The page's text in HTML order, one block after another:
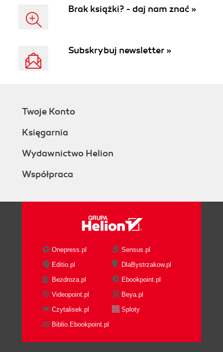
Brak książki? - daj nam znać »
Subskrybuj newsletter »
Twoje Konto
Księgarnia
Wydawnictwo Helion
Współpraca
Onepress.pl
Sensus.pl
Editio.pl
DlaBystrzakow.pl
Bezdroza.pl
Ebookpoint.pl
Videopoint.pl
Beya.pl
Czytalisek.pl
Sploty
Biblio.Ebookpoint.pl